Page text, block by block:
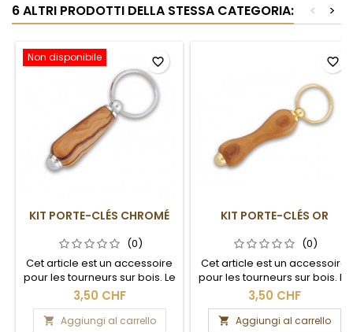
6 ALTRI PRODOTTI DELLA STESSA CATEGORIA: >
<
Non disponibile
KIT PORTE-CLÉS CHROMÉ
(0)
Cet article est un accessoire
pour les tourneurs sur bois. Le
bois que vous voyez sur les
photos n'est pas livré avec.
3,50 CHF
 Aggiungi al carrello
favorite_border
KIT PORTE-CLÉS OR
(0)
Cet article est un accessoire
pour les tourneurs sur bois. Le
bois que vous voyez sur les
photos n'est pas livré avec.
3,50 CHF
 Aggiungi al carrello
favorite_border